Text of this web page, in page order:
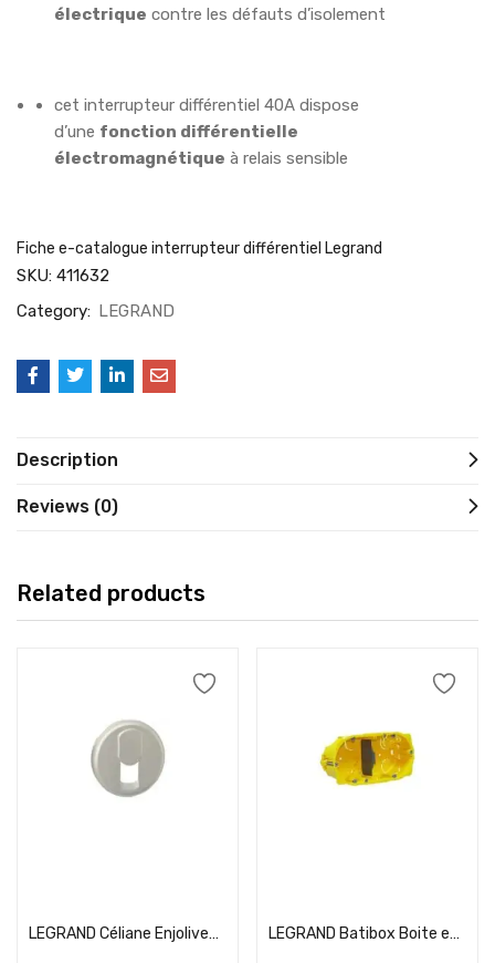
électrique contre les défauts d’isolement
cet interrupteur différentiel 40A dispose
d’une fonction différentielle
électromagnétique à relais sensible
Fiche e-catalogue interrupteur différentiel Legrand
SKU: 411632
Category: LEGRAND
Description
Reviews (0)
Related products
LEGRAND Céliane Enjoliveur prise RJ45 et téléphone titane – 068537 LEGRAND Batibox Boite encastrement double pour cloison sèche P40 E71- 080042